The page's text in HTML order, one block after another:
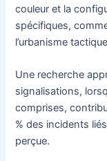
couleur et la
spécifiques,
l’urbanisme
Une recherche
signalisations,
comprises,
% des incidents
perçue.